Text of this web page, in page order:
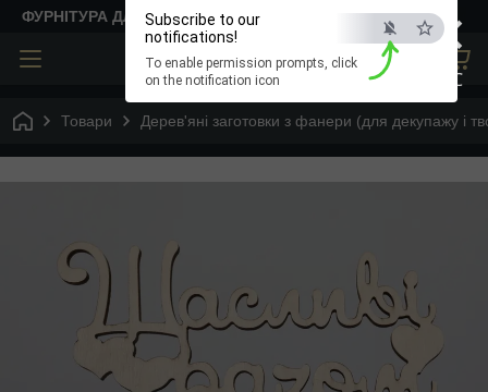
×
ESC
Subscribe to our
notifications!
To enable permission prompts, click
on the notification icon
ФУРНІТУРА ДЛЯ ТВОРЧОСТІ
Товари Дерев'яні заготовки з фанери (для декупажу і